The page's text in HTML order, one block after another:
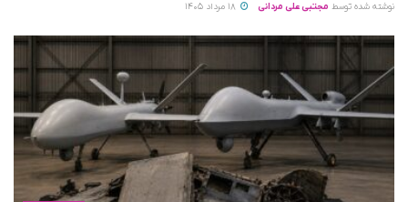
نوشته شده توسط مجتبی علی مردانی